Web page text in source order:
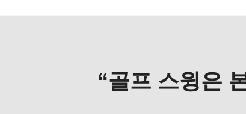
“골프 스윙은